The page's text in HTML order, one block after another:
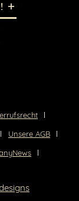
Unsere AGB